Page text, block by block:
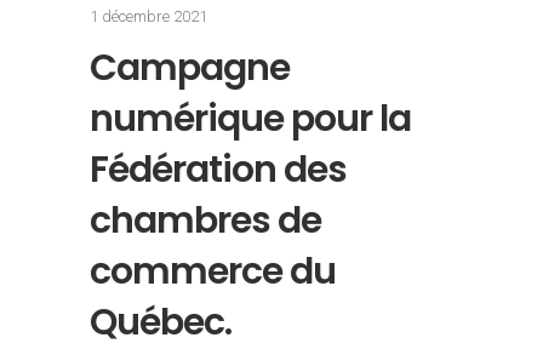
1 décembre 2021
Campagne
numérique pour la
Fédération des
chambres de
commerce du
Québec.